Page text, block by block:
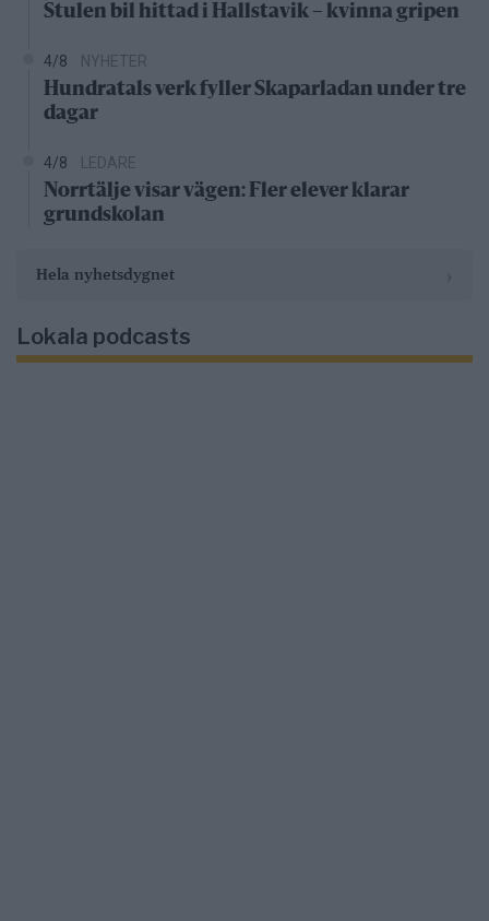
Stulen bil hittad i Hallstavik – kvinna gripen
4/8 NYHETER
Hundratals verk fyller Skaparladan under tre
dagar
4/8 LEDARE
Norrtälje visar vägen: Fler elever klarar
grundskolan
Hela nyhetsdygnet
Lokala podcasts